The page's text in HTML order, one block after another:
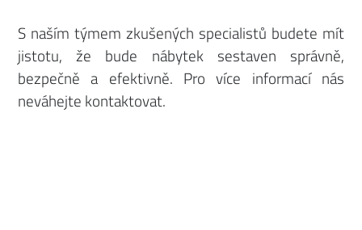
S naším týmem zkušených specialistů budete mít
jistotu, že bude nábytek sestaven správně,
bezpečně a efektivně. Pro více informací nás
neváhejte kontaktovat.